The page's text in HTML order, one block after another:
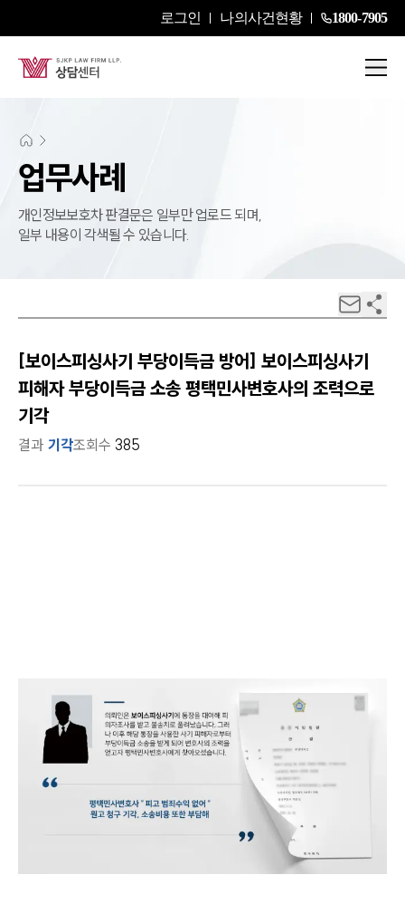
로그인 나의사건현황 1800-7905
업무사례
개인정보보호차 판결문은 일부만 업로드 되며,
일부 내용이 각색될 수 있습니다.
[보이스피싱사기 부당이득금 방어] 보이스피싱사기
피해자 부당이득금 소송 평택민사변호사의 조력으로
기각
결과 기각조회수 385